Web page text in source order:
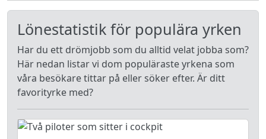
Lönestatistik för populära yrken
Har du ett drömjobb som du alltid velat jobba som?
Här nedan listar vi dom populäraste yrkena som
våra besökare tittar på eller söker efter. Är ditt
favorityrke med?